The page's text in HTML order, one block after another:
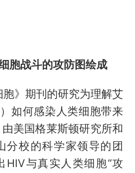
胞战斗的攻防图绘成
》期刊的研究为理解艾
如何感染人类细胞带来
美国格莱斯顿研究所和
分校的科学家领导的团
HIV与真实人类细胞“攻